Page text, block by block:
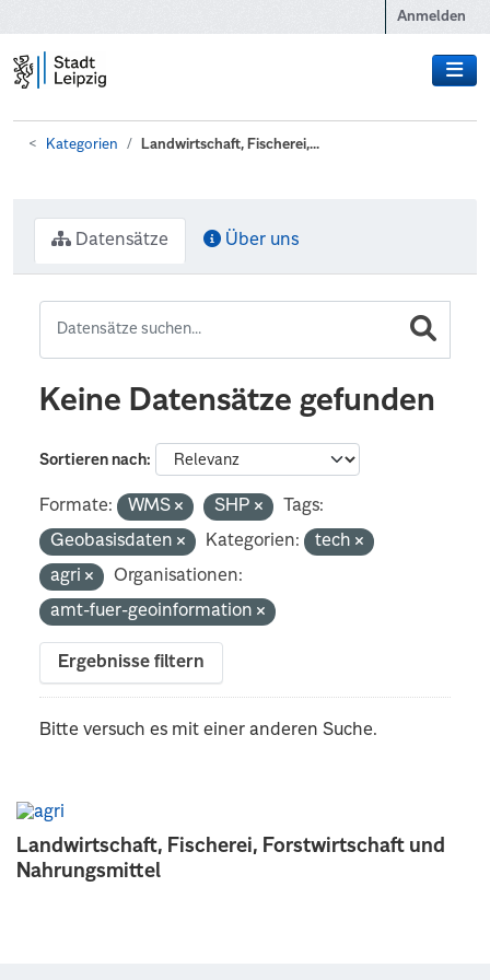
Anmelden
Kategorien Landwirtschaft, Fischerei,...
Landwirtschaft, Fischerei, Forstwirtschaft und
Nahrungsmittel
Datensätze Über uns
Keine Datensätze gefunden
Sortieren nach
Formate: WMS SHP
Tags:
Geobasisdaten
Kategorien:
tech
agri
Organisationen:
amt-fuer-geoinformation
Ergebnisse filtern
Bitte versuch es mit einer anderen Suche.